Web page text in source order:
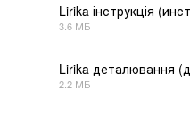
Lirika інструкція
3.6 МБ
Lirika деталювання
2.2 МБ